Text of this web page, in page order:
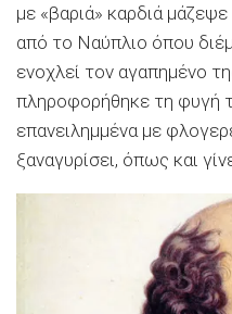
με «βαριά» καρδιά
από το Ναύπλιο όπου
ενοχλεί τον αγαπημένο
πληροφορήθηκε τη φυγή
επανειλημμένα με
ξαναγυρίσει, όπως και